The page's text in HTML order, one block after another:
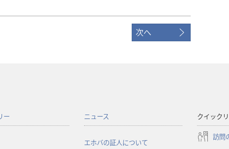
次へ
ー ニュース
エホバの証人について
クイック
訪問